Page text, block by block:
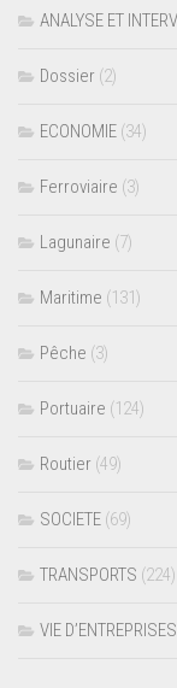
ANALYSE ET
Dossier (2)
ECONOMIE (34)
Ferroviaire (3)
Lagunaire (7)
Maritime (131)
Pêche (3)
Portuaire (124)
Routier (49)
SOCIETE (69)
TRANSPORTS (224)
VIE D’ENTREPRISES